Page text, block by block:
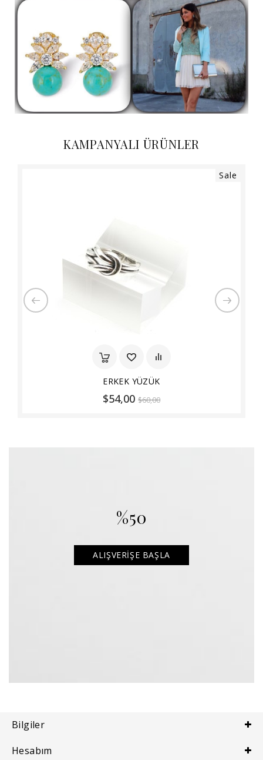
KAMPANYALI ÜRÜNLER
Sale
ERKEK YÜZÜK
$54,00 $60,00
%50
ALIŞVERIŞE BAŞLA
Bilgiler
Hesabım